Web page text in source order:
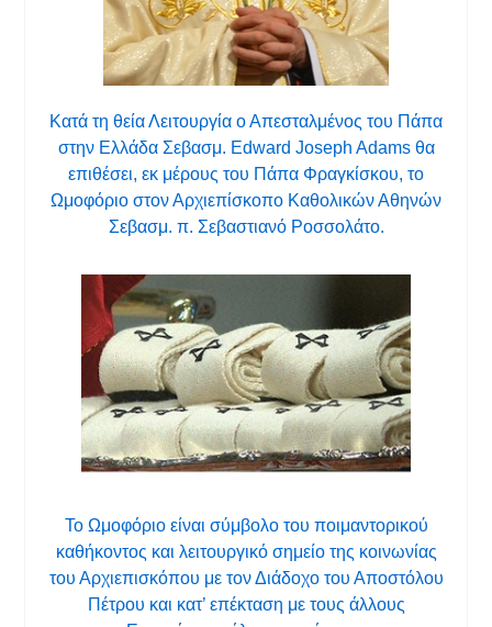
Κατά τη θεία Λειτουργία ο Απεσταλμένος του Πάπα
στην Ελλάδα Σεβασμ. Edward Joseph Adams θα
επιθέσει, εκ μέρους του Πάπα Φραγκίσκου, το
Ωμοφόριο στον Αρχιεπίσκοπο Καθολικών Αθηνών
Σεβασμ. π. Σεβαστιανό Ροσσολάτο.
Το Ωμοφόριο είναι σύμβολο του ποιμαντορικού
καθήκοντος και λειτουργικό σημείο της κοινωνίας
του Αρχιεπισκόπου με τον Διάδοχο του Αποστόλου
Πέτρου και κατ’ επέκταση με τους άλλους